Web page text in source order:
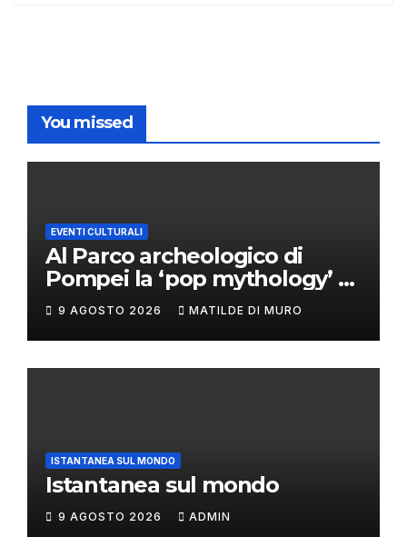
You missed
EVENTI CULTURALI
Al Parco archeologico di
Pompei la ‘pop mythology’ di
Philip Colbert
9 AGOSTO 2026 MATILDE DI MURO
ISTANTANEA SUL MONDO
Istantanea sul mondo
9 AGOSTO 2026 ADMIN